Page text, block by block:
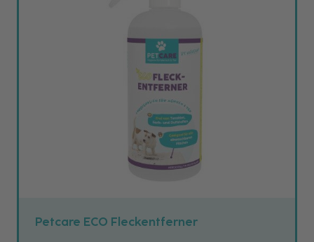
Petcare ECO Fleckentferner